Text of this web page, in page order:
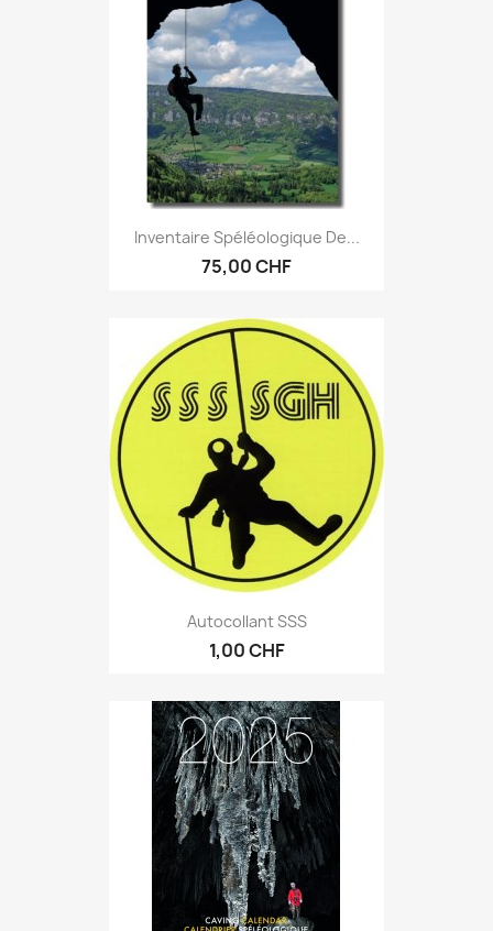
Inventaire Spéléologique De...
75,00 CHF
Autocollant SSS
1,00 CHF